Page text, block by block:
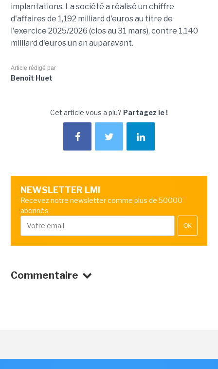
implantations. La société a réalisé un chiffre
d'affaires de 1,192 milliard d'euros au titre de
l'exercice 2025/2026 (clos au 31 mars), contre 1,140
milliard d'euros un an auparavant.
Article rédigé par
Benoît Huet
Cet article vous a plu? Partagez le !
NEWSLETTER LMI
Recevez notre newsletter comme plus de 50000
abonnés
OK
Commentaire